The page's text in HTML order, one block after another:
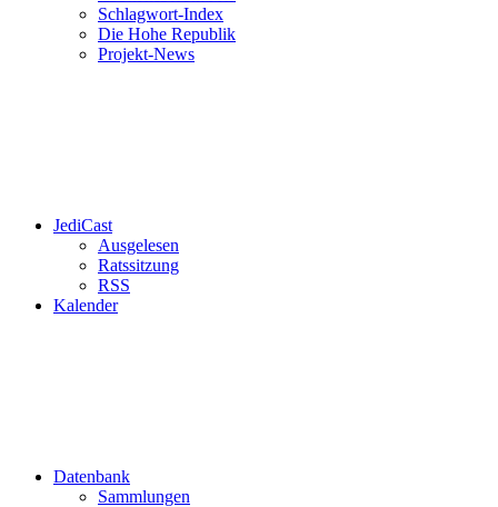
Schlagwort-Index
Die Hohe Republik
Projekt-News
JediCast
Ausgelesen
Ratssitzung
RSS
Kalender
Datenbank
Sammlungen